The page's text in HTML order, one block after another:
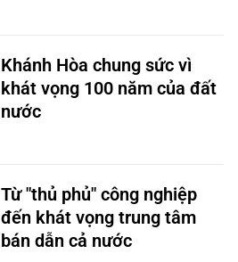
Khánh Hòa chung sức vì
khát vọng 100 năm của đất
nước
Từ "thủ phủ" công nghiệp
đến khát vọng trung tâm
bán dẫn cả nước